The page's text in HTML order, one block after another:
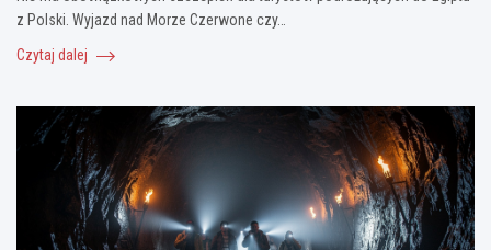
z Polski. Wyjazd nad Morze Czerwone czy…
Czytaj dalej